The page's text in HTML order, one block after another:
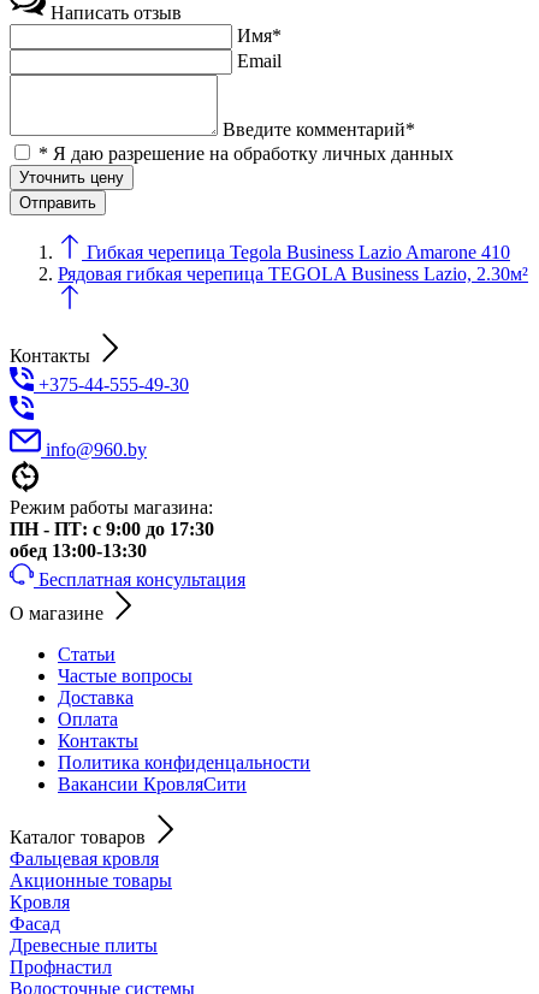
Написать отзыв
Имя*
Email
Введите комментарий*
* Я даю разрешение на обработку личных данных
Уточнить цену
Гибкая черепица Tegola Business Lazio Amarone 410
Рядовая гибкая черепица TEGOLA Business Lazio, 2.30м²
Контакты
+375-44-555-49-30
info@960.by
Режим работы магазина:
ПН - ПТ: с 9:00 до 17:30
обед 13:00-13:30
Бесплатная консультация
О магазине
Статьи
Частые вопросы
Доставка
Оплата
Контакты
Политика конфиденцальности
Вакансии КровляСити
Каталог товаров
Фальцевая кровля
Акционные товары
Кровля
Фасад
Древесные плиты
Профнастил
Водосточные системы